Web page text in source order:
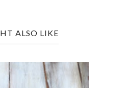
ALSO LIKE